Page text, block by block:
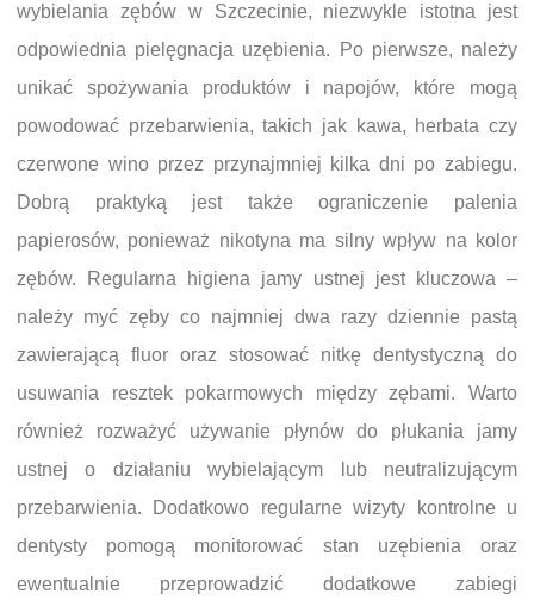
wybielania zębów w Szczecinie, niezwykle istotna jest
odpowiednia pielęgnacja uzębienia. Po pierwsze, należy
unikać spożywania produktów i napojów, które mogą
powodować przebarwienia, takich jak kawa, herbata czy
czerwone wino przez przynajmniej kilka dni po zabiegu.
Dobrą praktyką jest także ograniczenie palenia
papierosów, ponieważ nikotyna ma silny wpływ na kolor
zębów. Regularna higiena jamy ustnej jest kluczowa –
należy myć zęby co najmniej dwa razy dziennie pastą
zawierającą fluor oraz stosować nitkę dentystyczną do
usuwania resztek pokarmowych między zębami. Warto
również rozważyć używanie płynów do płukania jamy
ustnej o działaniu wybielającym lub neutralizującym
przebarwienia. Dodatkowo regularne wizyty kontrolne u
dentysty pomogą monitorować stan uzębienia oraz
ewentualnie przeprowadzić dodatkowe zabiegi